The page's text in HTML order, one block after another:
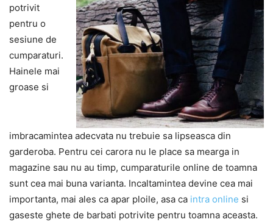
potrivit
pentru o
sesiune de
cumparaturi.
Hainele mai
groase si
imbracamintea adecvata nu trebuie sa lipseasca din
garderoba. Pentru cei carora nu le place sa mearga in
magazine sau nu au timp, cumparaturile online de toamna
sunt cea mai buna varianta. Incaltamintea devine cea mai
importanta, mai ales ca apar ploile, asa ca intra online si
gaseste ghete de barbati potrivite pentru toamna aceasta.